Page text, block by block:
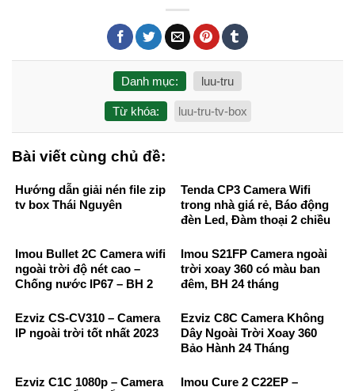
Danh mục: luu-tru
Từ khóa: luu-tru-tv-box
Bài viết cùng chủ đề:
Hướng dẫn giải nén file zip
tv box Thái Nguyên
Tenda CP3 Camera Wifi
trong nhà giá rẻ, Báo động
đèn Led, Đàm thoại 2 chiều
Imou Bullet 2C Camera wifi
ngoài trời độ nét cao –
Chống nước IP67 – BH 2
Imou S21FP Camera ngoài
trời xoay 360 có màu ban
đêm, BH 24 tháng
Ezviz CS-CV310 – Camera
IP ngoài trời tốt nhất 2023
Ezviz C8C Camera Không
Dây Ngoài Trời Xoay 360
Bảo Hành 24 Tháng
Ezviz C1C 1080p – Camera
Imou Cure 2 C22EP –